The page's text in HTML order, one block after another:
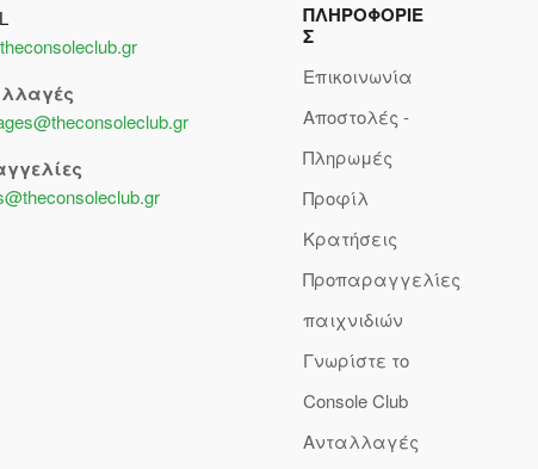
ΠΛΗΡΟΦΟΡΙΕ
Σ
Επικοινωνία
Αποστολές -
Πληρωμές
Προφίλ
Κρατήσεις
Προπαραγγελίες
παιχνιδιών
Γνωρίστε το
Console Club
Ανταλλαγές